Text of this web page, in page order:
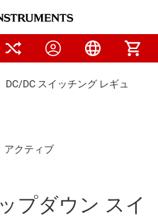
DC/DC スイッチング レギュレータ
プダウン スイ